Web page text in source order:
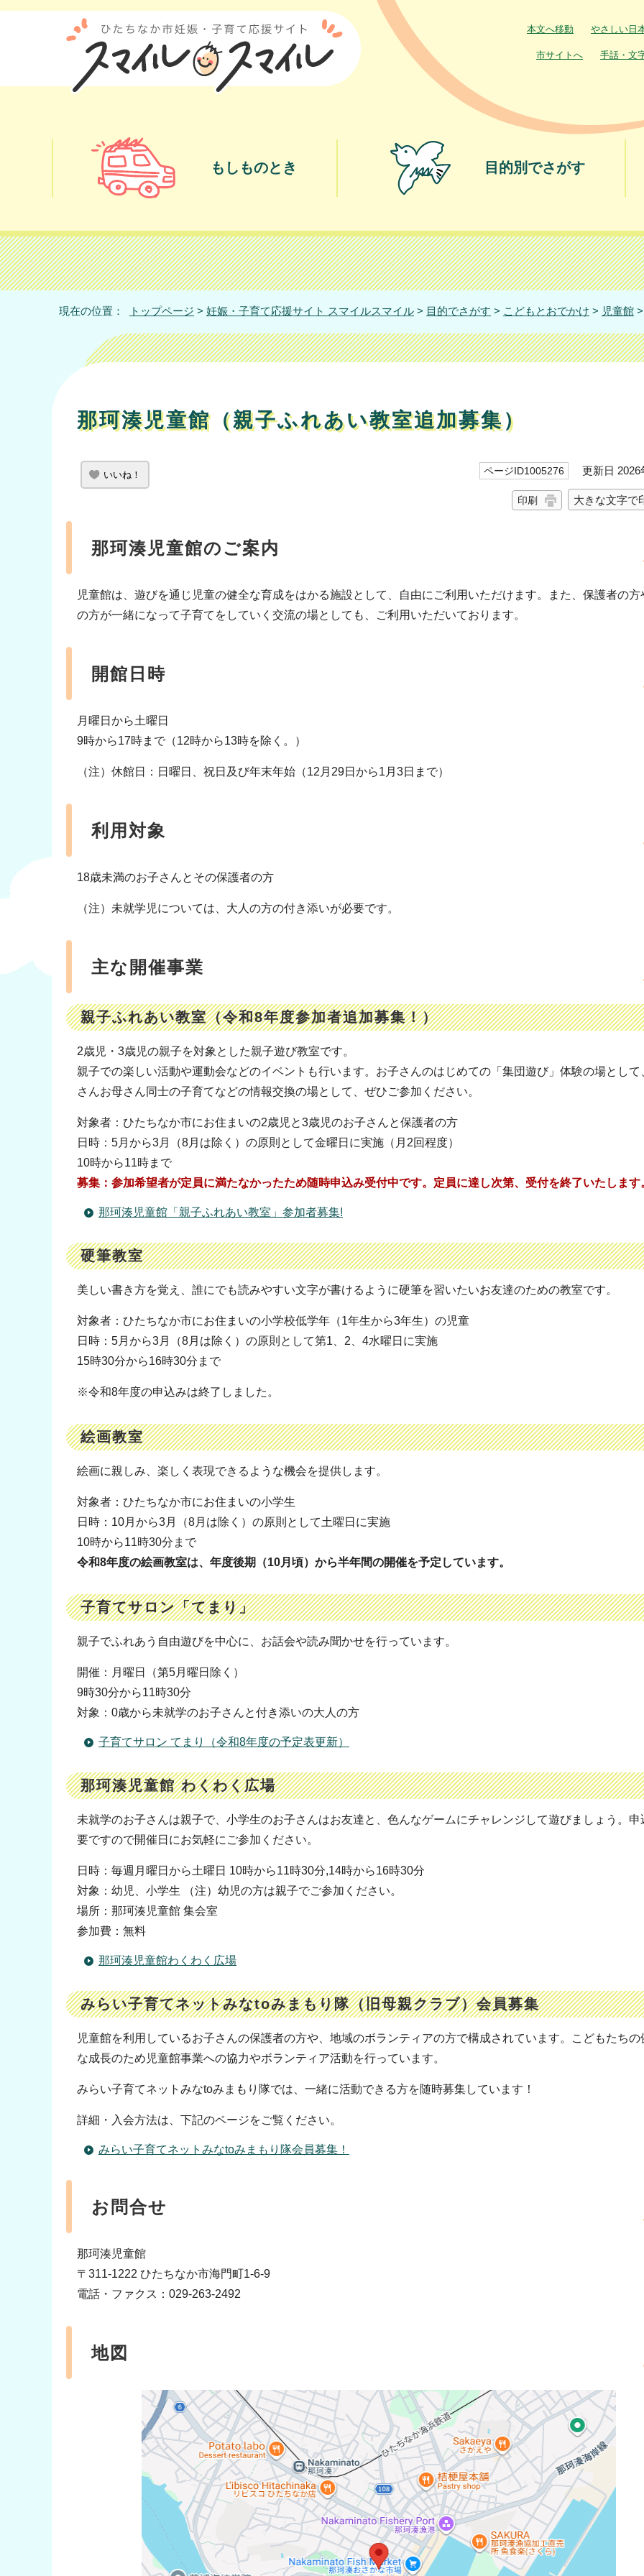
本文へ移動 やさしい日
市サイトへ 手話・文
もしものとき 目的別でさがす
現在の位置： トップページ > 妊娠・子育て応援サイト スマイルスマイル > 目的でさがす > こどもとおでかけ > 児童館
那珂湊児童館（親子ふれあい教室追加募集）
いいね！ ページID1005276 更新日 2026
印刷 大きな文字で
那珂湊児童館のご案内
児童館は、遊びを通じ児童の健全な育成をはかる施設として、自由にご利用いただけます。また、保護者の方
の方が一緒になって子育てをしていく交流の場としても、ご利用いただいております。
開館日時
月曜日から土曜日
9時から17時まで（12時から13時を除く。）
（注）休館日：日曜日、祝日及び年末年始（12月29日から1月3日まで）
利用対象
18歳未満のお子さんとその保護者の方
（注）未就学児については、大人の方の付き添いが必要です。
主な開催事業
親子ふれあい教室（令和8年度参加者追加募集！）
2歳児・3歳児の親子を対象とした親子遊び教室です。
親子での楽しい活動や運動会などのイベントも行います。お子さんのはじめての「集団遊び」体験の場として
さんお母さん同士の子育てなどの情報交換の場として、ぜひご参加ください。
対象者：ひたちなか市にお住まいの2歳児と3歳児のお子さんと保護者の方
日時：5月から3月（8月は除く）の原則として金曜日に実施（月2回程度）
10時から11時まで
募集：参加希望者が定員に満たなかったため随時申込み受付中です。定員に達し次第、受付を終了いたします
那珂湊児童館「親子ふれあい教室」参加者募集!
硬筆教室
美しい書き方を覚え、誰にでも読みやすい文字が書けるように硬筆を習いたいお友達のための教室です。
対象者：ひたちなか市にお住まいの小学校低学年（1年生から3年生）の児童
日時：5月から3月（8月は除く）の原則として第1、2、4水曜日に実施
15時30分から16時30分まで
※令和8年度の申込みは終了しました。
絵画教室
絵画に親しみ、楽しく表現できるような機会を提供します。
対象者：ひたちなか市にお住まいの小学生
日時：10月から3月（8月は除く）の原則として土曜日に実施
10時から11時30分まで
令和8年度の絵画教室は、年度後期（10月頃）から半年間の開催を予定しています。
子育てサロン「てまり」
親子でふれあう自由遊びを中心に、お話会や読み聞かせを行っています。
開催：月曜日（第5月曜日除く）
9時30分から11時30分
対象：0歳から未就学のお子さんと付き添いの大人の方
子育てサロン てまり（令和8年度の予定表更新）
那珂湊児童館 わくわく広場
未就学のお子さんは親子で、小学生のお子さんはお友達と、色んなゲームにチャレンジして遊びましょう。申
要ですので開催日にお気軽にご参加ください。
日時：毎週月曜日から土曜日 10時から11時30分,14時から16時30分
対象：幼児、小学生 （注）幼児の方は親子でご参加ください。
場所：那珂湊児童館 集会室
参加費：無料
那珂湊児童館わくわく広場
みらい子育てネットみなtoみまもり隊（旧母親クラブ）会員募集
児童館を利用しているお子さんの保護者の方や、地域のボランティアの方で構成されています。こどもたちの
な成長のため児童館事業への協力やボランティア活動を行っています。
みらい子育てネットみなtoみまもり隊では、一緒に活動できる方を随時募集しています！
詳細・入会方法は、下記のページをご覧ください。
みらい子育てネットみなtoみまもり隊会員募集！
お問合せ
那珂湊児童館
〒311-1222 ひたちなか市海門町1-6-9
電話・ファクス：029-263-2492
地図